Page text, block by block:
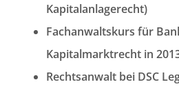
Kapitalanlagerecht)
Fachanwaltskurs für
Kapitalmarktrecht in
Rechtsanwalt bei DSC